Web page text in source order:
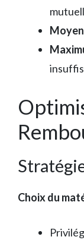
Choix du